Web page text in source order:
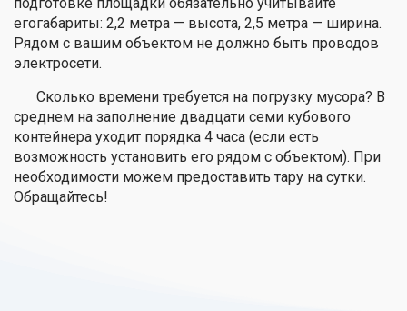
подготовке площадки обязательно учитывайте
егогабариты: 2,2 метра — высота, 2,5 метра — ширина.
Рядом с вашим объектом не должно быть проводов
электросети.
Сколько времени требуется на погрузку мусора? В
среднем на заполнение двадцати семи кубового
контейнера уходит порядка 4 часа (если есть
возможность установить его рядом с объектом). При
необходимости можем предоставить тару на сутки.
Обращайтесь!